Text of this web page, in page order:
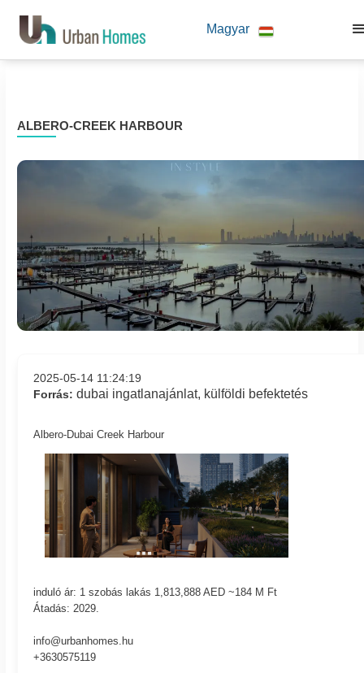
Magyar
ALBERO-CREEK HARBOUR
2025-05-14 11:24:19
Forrás:dubai ingatlanajánlat, külföldi befektetés
Albero-Dubai Creek Harbour
induló ár: 1 szobás lakás 1,813,888 AED ~184 M Ft
Átadás: 2029.
info@urbanhomes.hu
+3630575119